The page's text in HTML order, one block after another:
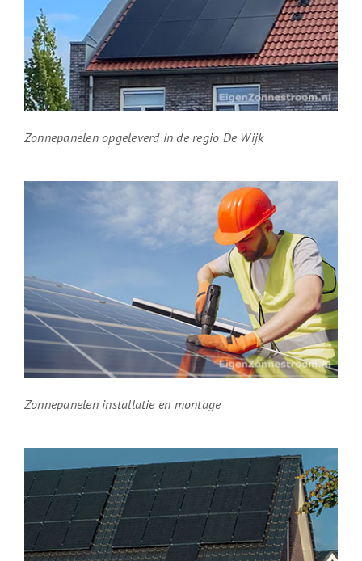
Zonnepanelen opgeleverd in de regio De Wijk
Zonnepanelen installatie en montage